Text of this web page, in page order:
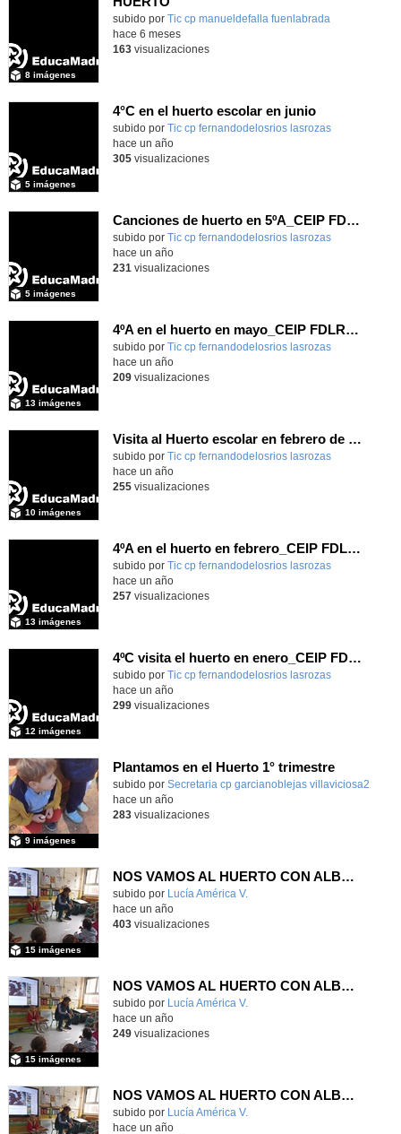
subido por Tic cp manueldefalla fuenlabrada
8 imágenes
hace 6 meses
163visualizaciones
4°C en el huerto escolar en junio
Contenido educativo.
subido por Tic cp fernandodelosrios lasrozas
5 imágenes
-
hace un año
305visualizaciones
Canciones de huerto en 5ºA_CEIP FDLR_Las Rozas
Contenido educativo.
subido por Tic cp fernandodelosrios lasrozas
5 imágenes
-
hace un año
231 visualizaciones
4ºA en el huerto en mayo_CEIP FDLR_Las Rozas
Contenido educativo.
subido por Tic cp fernandodelosrios lasrozas
13 imágenes
-
hace un año
209visualizaciones
Visita al Huerto escolar en febrero de 4° (II)_CEIP FDLR_Las Rozas
Contenido educativo.
subido por Tic cp fernandodelosrios lasrozas
10 imágenes
-
hace un año
255visualizaciones
4ºA en el huerto en febrero_CEIP FDLR_Las Rozas
Contenido educativo.
subido por Tic cp fernandodelosrios lasrozas
13 imágenes
-
hace un año
257visualizaciones
4ºC visita el huerto en enero_CEIP FDLR_Las Rozas
Contenido educativo.
subido por Tic cp fernandodelosrios lasrozas
12 imágenes
-
hace un año
299visualizaciones
Plantamos en el Huerto 1° trimestre
Contenido educativo.
subido por Secretaria cp garcianoblejas villaviciosa2
9 imágenes
hace un año
283visualizaciones
NOS VAMOS AL HUERTO CON ALBERTO
Contenido educativo.
subido por Lucía América V.
15 imágenes
hace un año
403visualizaciones
NOS VAMOS AL HUERTO CON ALBERTO
Contenido educativo.
subido por Lucía América V.
15 imágenes
hace un año
249visualizaciones
NOS VAMOS AL HUERTO CON ALBERTO
Contenido educativo.
subido por Lucía América V.
hace un año